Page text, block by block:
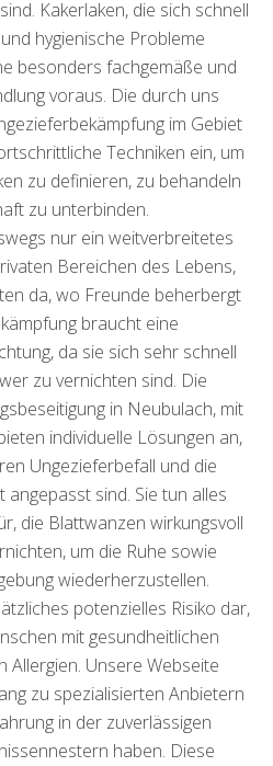
Kakerlaken, die sich schnell
hygienische Probleme
besonders fachgemäße und
voraus. Die durch uns
im Gebiet
Techniken ein, um
zu definieren, zu behandeln
zu unterbinden.
nur ein weitverbreitetes
Bereichen des Lebens,
da, wo Freunde beherbergt
braucht eine
da sie sich sehr schnell
zu vernichten sind. Die
in Neubulach, mit
individuelle Lösungen an,
Ungezieferbefall und die
sind. Sie tun alles
die Blattwanzen wirkungsvoll
um die Ruhe sowie
wiederherzustellen.
potenzielles Risiko dar,
mit gesundheitlichen
Allergien. Unsere Webseite
zu spezialisierten Anbietern
in der zuverlässigen
haben. Diese